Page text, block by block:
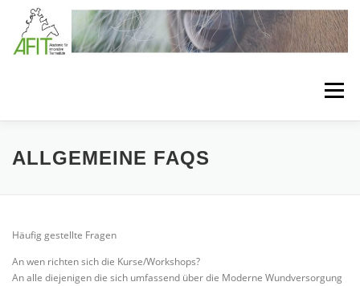
Zum Inhalt springen
Menü
LÖSUNGEN BEHANDLUNGSKONZEPTE
BEHANDLUNGSMATERIAL MEDIA ÜBER AFIT
ALLGEMEINE FAQS
Häufig gestellte Fragen
An wen richten sich die Kurse/Workshops?
An alle diejenigen die sich umfassend über die Moderne Wundversorgung